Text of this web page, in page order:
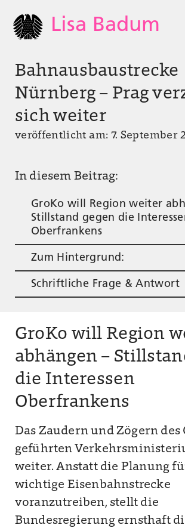
Lisa Badum
Bahnausbaustrecke
Nürnberg – Prag
sich weiter
veröffentlicht am: 7. September
In diesem Beitrag:
GroKo will Region weiter
Stillstand gegen die
Oberfrankens
Zum Hintergrund:
Schriftliche Frage & Antwort
GroKo will Region
abhängen –
die Interessen
Oberfrankens
Das Zaudern und Zögern des
geführten
weiter. Anstatt die Planung
wichtige Eisenbahnstrecke
voranzutreiben, stellt die
Bundesregierung ernsthaft